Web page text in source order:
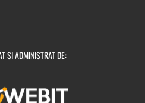
SI ADMINISTRAT DE: